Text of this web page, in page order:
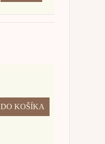
DO KOŠÍKA